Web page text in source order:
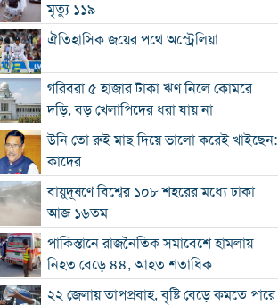
মৃত্যু ১১৯
ঐতিহাসিক জয়ের পথে অস্ট্রেলিয়া
গরিবরা ৫ হাজার টাকা ঋণ নিলে কোমরে
দড়ি, বড় খেলাপিদের ধরা যায় না
উনি তো রুই মাছ দিয়ে ভালো করেই খাইছেন:
কাদের
বায়ুদূষণে বিশ্বের ১০৮ শহরের মধ্যে ঢাকা
আজ ১৬তম
পাকিস্তানে রাজনৈতিক সমাবেশে হামলায়
নিহত বেড়ে ৪৪, আহত শতাধিক
২২ জেলায় তাপপ্রবাহ, বৃষ্টি বেড়ে কমতে পারে